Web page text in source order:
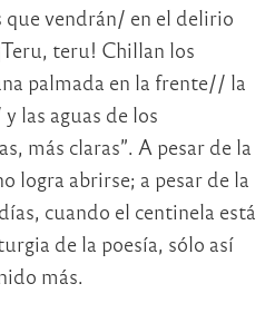
vendrán/ en el delirio
teru! Chillan los
palmada en la frente// la
las aguas de los
más claras”. A pesar de la
logra abrirse; a pesar de la
cuando el centinela está
de la poesía, sólo así
más.